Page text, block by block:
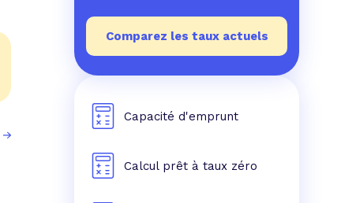
Comparez les taux actuels
Capacité d'emprunt
Calcul prêt à taux zéro